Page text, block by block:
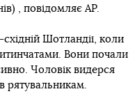
, повідомляє AP.
Шотландії, коли
Вони почали
Чоловік видерся
рятувальникам.